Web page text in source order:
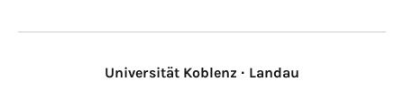
Universität Koblenz · Landau